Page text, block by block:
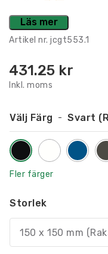
Läs mer
Artikel nr. jcgt553.1
431.25 kr
Inkl. moms
Välj Färg Svart
Fler färger
Storlek
150 x 150 mm